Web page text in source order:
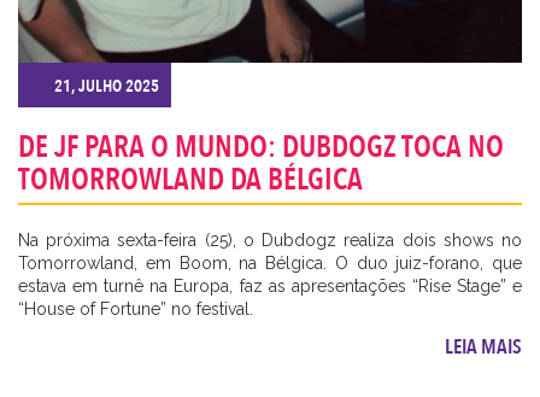
21, JULHO 2025
DE JF PARA O MUNDO: DUBDOGZ TOCA NO
TOMORROWLAND DA BÉLGICA
Na próxima sexta-feira (25), o Dubdogz realiza dois shows no
Tomorrowland, em Boom, na Bélgica. O duo juiz-forano, que
estava em turnê na Europa, faz as apresentações “Rise Stage” e
“House of Fortune” no festival.
LEIA MAIS